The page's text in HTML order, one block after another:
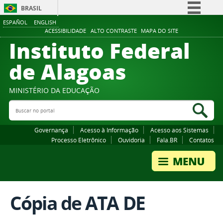
ESPAÑOL ENGLISH
ACESSIBILIDADE ALTO CONTRASTE MAPA DO SITE
BRASIL
Comunica BR
Participe
Canais
Instituto Federal
de Alagoas
MINISTÉRIO DA EDUCAÇÃO
Buscar no portal
Governança Acesso à Informação
Acesso aos Sistemas
Processo Eletrônico
Ouvidoria Fala.BR Contatos
Cópia de ATA DE